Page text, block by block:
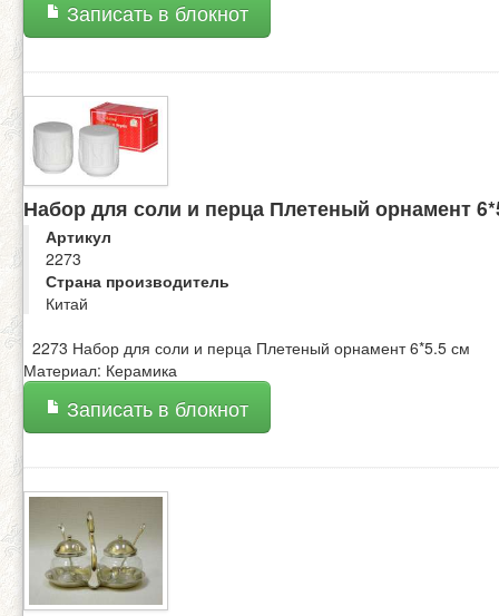
Записать в блокнот
Набор для соли и перца Плетеный орнамент
Артикул
2273
Страна производитель
Китай
2273 Набор для соли и перца Плетеный орнамент 6*5.5 см
Материал: Керамика
Записать в блокнот